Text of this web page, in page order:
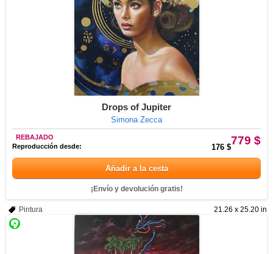
Drops of Jupiter
Simona Zecca
779 $
REBAJADO
Reproducción desde:
176 $
Añadir a la cesta
¡Envío y devolución gratis!
21.26 x 25.20 in
Pintura